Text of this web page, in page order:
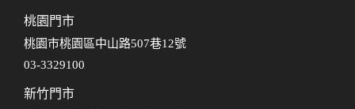
桃園門市
桃園市桃園區中山路507巷12號
03-3329100
新竹門市